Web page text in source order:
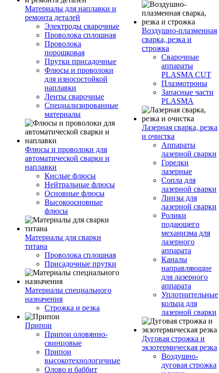
Материалы для наплавки и
ремонта деталей
Электроды сварочные
Проволока сплошная
Проволока
порошковая
Прутки присадочные
Флюсы и проволоки
для износостойкой
наплавки
Ленты сварочные
Специализированные
материалы
Флюсы и проволоки для
автоматической сварки и
наплавки
Кислые флюсы
Нейтральные флюсы
Основные флюсы
Высокоосновные
флюсы
Материалы для сварки
титана
Проволока сплошная
Присадочные прутки
Материалы специального
назначения
Строжка и резка
Припои
Припои оловянно-
свинцовые
Припои
высокотехнологичные
Олово и баббит
Воздушно-плазменная
сварка, резка и
строжка
Сварочные
аппараты
PLASMA CUT
Плазмотроны
Запасные части
PLASMA
Лазерная сварка, резка
и очистка
Аппараты
лазерной сварки
Горелки
лазерные
Сопла для
лазерной сварки
Линзы для
лазерной сварки
Ролики
подающего
механизма для
лазерного
аппарата
Каналы
направляющие
для лазерного
аппарата
Уплотнительные
кольца для
лазерной сварки
Дуговая строжка и
экзотермическая резка
Воздушно-
дуговая строжка